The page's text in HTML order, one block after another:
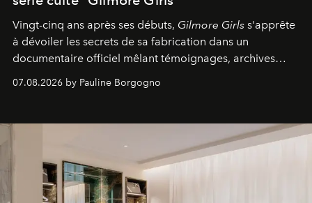
Vingt-cinq ans après ses débuts, Gilmore Girls s'apprête
à dévoiler les secrets de sa fabrication dans un
documentaire officiel mêlant témoignages, archives
inédites et plongée dans les coulisses d'un phénomène
générationnel.
07.08.2026 by Pauline Borgogno